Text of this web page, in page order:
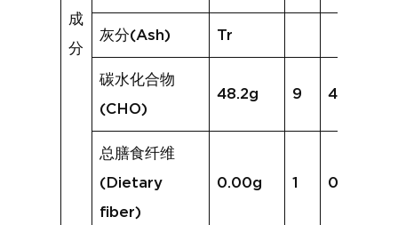
成
分
灰分(Ash) Tr
碳水化合物
(CHO)
48.2g 9 42.1g
总膳食纤维
(Dietary
fiber)
0.00g 1 0.0g